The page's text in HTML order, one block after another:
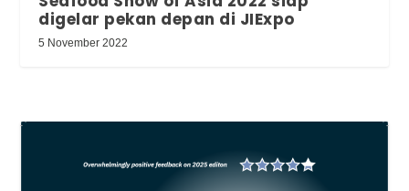
digelar pekan depan di JIExpo
5 November 2022